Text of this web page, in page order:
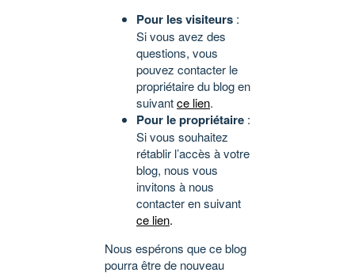
Pour les visiteurs :
Si vous avez des
questions, vous
pouvez contacter le
propriétaire du blog en
suivantce lien.
Pour le propriétaire :
Si vous souhaitez
rétablir l’accès à votre
blog, nous vous
invitons à nous
contacter en suivant
ce lien.
Nous espérons que ce blog
pourra être de nouveau